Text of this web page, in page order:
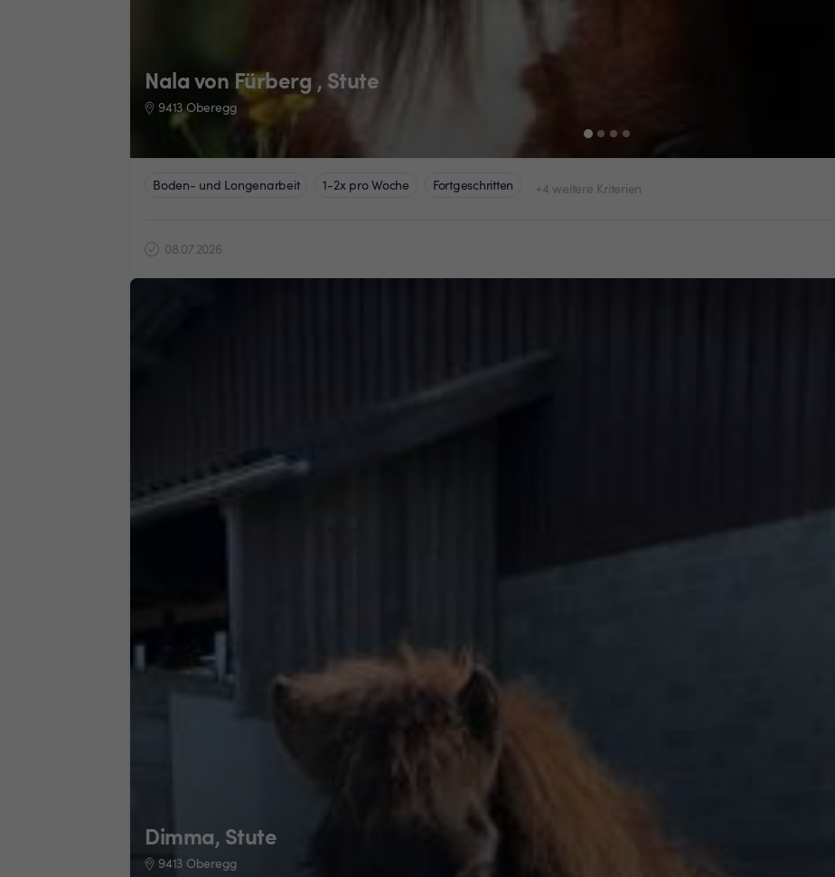
Nala von Fürberg , Stute
9413 Oberegg
Boden- und Longenarbeit 1-2x pro Woche Fortgeschritten +4 weitere Kriterien
08.07.2026
Dimma, Stute
9413 Oberegg